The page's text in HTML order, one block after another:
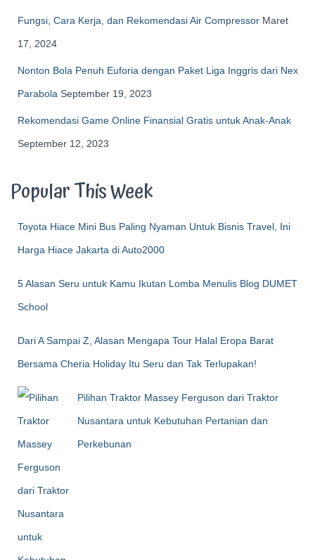
Fungsi, Cara Kerja, dan Rekomendasi Air Compressor Maret
17, 2024
Nonton Bola Penuh Euforia dengan Paket Liga Inggris dari Nex
Parabola September 19, 2023
Rekomendasi Game Online Finansial Gratis untuk Anak-Anak
September 12, 2023
Popular This Week
Toyota Hiace Mini Bus Paling Nyaman Untuk Bisnis Travel, Ini
Harga Hiace Jakarta di Auto2000
5 Alasan Seru untuk Kamu Ikutan Lomba Menulis Blog DUMET
School
Dari A Sampai Z, Alasan Mengapa Tour Halal Eropa Barat
Bersama Cheria Holiday Itu Seru dan Tak Terlupakan!
Pilihan Traktor Massey Ferguson dari Traktor
Nusantara untuk Kebutuhan Pertanian dan
Perkebunan